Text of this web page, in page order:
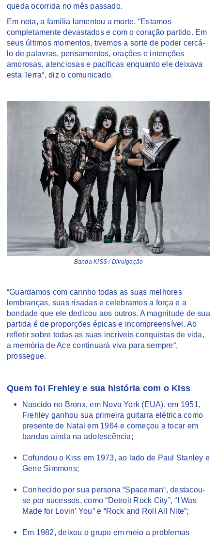
queda ocorrida no mês passado.
Em nota, a família lamentou a morte. “Estamos
completamente devastados e com o coração partido. Em
seus últimos momentos, tivemos a sorte de poder cercá-
lo de palavras, pensamentos, orações e intenções
amorosas, atenciosas e pacíficas enquanto ele deixava
esta Terra“, diz o comunicado.
Banda KISS / Divulgação
“Guardamos com carinho todas as suas melhores
lembranças, suas risadas e celebramos a força e a
bondade que ele dedicou aos outros. A magnitude de sua
partida é de proporções épicas e incompreensível. Ao
refletir sobre todas as suas incríveis conquistas de vida,
a memória de Ace continuará viva para sempre“,
prossegue.
Quem foi Frehley e sua história com o Kiss
Nascido no Bronx, em Nova York (EUA), em 1951,
Frehley ganhou sua primeira guitarra elétrica como
presente de Natal em 1964 e começou a tocar em
bandas ainda na adolescência;
Cofundou o Kiss em 1973, ao lado de Paul Stanley e
Gene Simmons;
Conhecido por sua persona “Spaceman“, destacou-
se por sucessos, como “Detroit Rock City”, “I Was
Made for Lovin’ You” e “Rock and Roll All Nite”;
Em 1982, deixou o grupo em meio a problemas